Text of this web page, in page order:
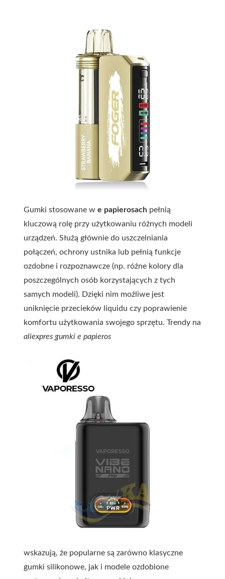
Gumki stosowane w e papierosach pełnią
kluczową rolę przy użytkowaniu różnych modeli
urządzeń. Służą głównie do uszczelniania
połączeń, ochrony ustnika lub pełnią funkcje
ozdobne i rozpoznawcze (np. różne kolory dla
poszczególnych osób korzystających z tych
samych modeli). Dzięki nim możliwe jest
uniknięcie przecieków liquidu czy poprawienie
komfortu użytkowania swojego sprzętu. Trendy na
aliexpres gumki e papieros
wskazują, że popularne są zarówno klasyczne
gumki silikonowe, jak i modele ozdobione